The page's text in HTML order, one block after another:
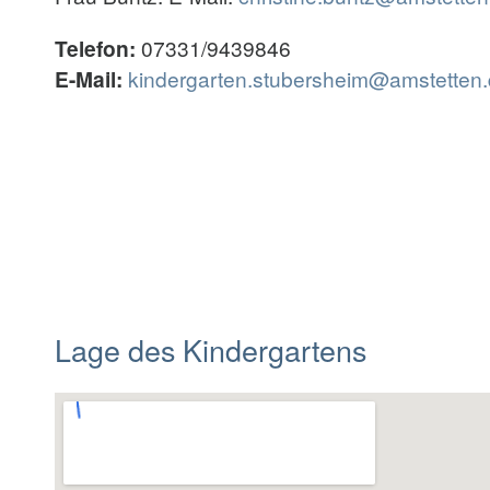
Telefon: 07331/9439846
E-Mail:
Lage des Kindergartens